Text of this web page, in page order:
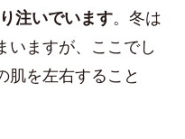
注いでいます。冬は
いますが、ここでし
肌を左右すること